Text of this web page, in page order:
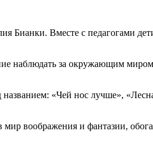
Бианки. Вместе с педагогами
наблюдать за окружающим
«Чей нос лучше»,
воображения и фантазии,